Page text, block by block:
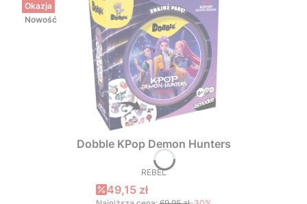
Okazja
Nowość
Dobble KPop Demon Hunters
PRODUCENT
REBEL
Cena promocyjna
49,15 zł